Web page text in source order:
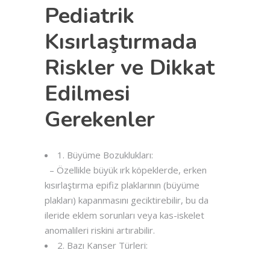
Pediatrik
Kısırlaştırmada
Riskler ve Dikkat
Edilmesi
Gerekenler
1. Büyüme Bozuklukları:
– Özellikle büyük ırk köpeklerde, erken
kısırlaştırma epifiz plaklarının (büyüme
plakları) kapanmasını geciktirebilir, bu da
ileride eklem sorunları veya kas-iskelet
anomalileri riskini artırabilir.
2. Bazı Kanser Türleri: